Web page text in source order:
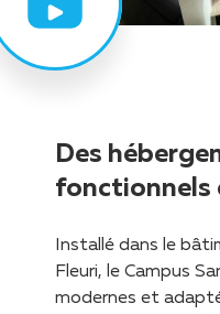
Des
fonctionnels
Installé dans le
Fleuri, le Campus
modernes et